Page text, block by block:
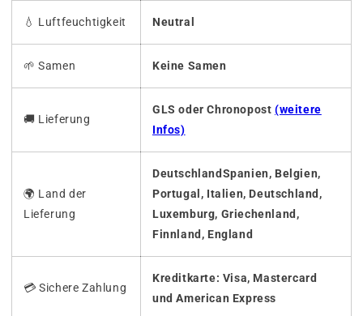
💧 Luftfeuchtigkeit Neutral
🌱Samen Keine Samen
🚚 Lieferung
GLS oder Chronopost (weitere
Infos)
🌍 Land der
Lieferung
DeutschlandSpanien, Belgien,
Portugal, Italien, Deutschland,
Luxemburg, Griechenland,
Finnland, England
💳 Sichere Zahlung
Kreditkarte: Visa, Mastercard
und American Express